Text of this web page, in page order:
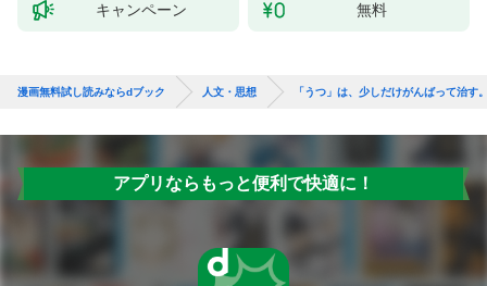
キャンペーン 無料
漫画無料試し読みならdブック 人文・思想 「うつ」は、少しだけがんばって治す
アプリならもっと便利で快適に！